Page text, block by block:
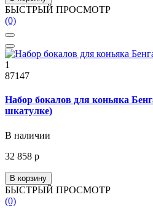
БЫСТРЫЙ ПРОСМОТР
(0)
1
87147
Набор бокалов для коньяка
шкатулке)
В наличии
32 858 р
В корзину
БЫСТРЫЙ ПРОСМОТР
(0)